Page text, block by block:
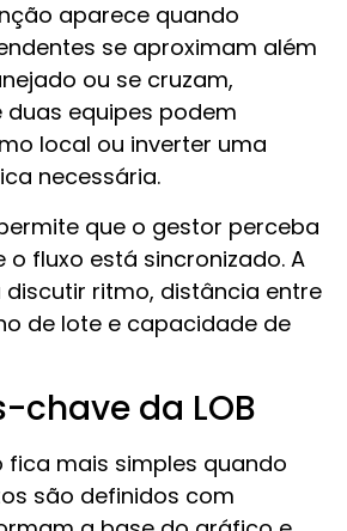
aparece quando
se aproximam além
ou se cruzam,
duas equipes podem
local ou inverter uma
necessária.
que o gestor perceba
o fluxo está sincronizado. A
discutir ritmo, distância entre
de lote e capacidade de
chave da LOB
mais simples quando
são definidos com